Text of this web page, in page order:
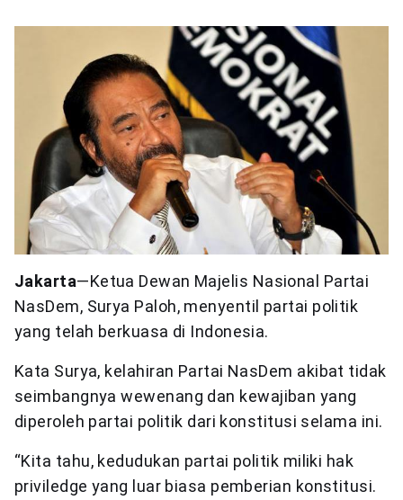
Jakarta—Ketua Dewan Majelis Nasional Partai
NasDem, Surya Paloh, menyentil partai politik
yang telah berkuasa di Indonesia.
Kata Surya, kelahiran Partai NasDem akibat tidak
seimbangnya wewenang dan kewajiban yang
diperoleh partai politik dari konstitusi selama ini.
“Kita tahu, kedudukan partai politik miliki hak
priviledge yang luar biasa pemberian konstitusi.